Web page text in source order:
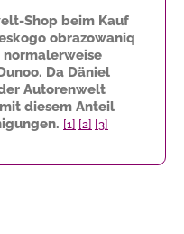
Shop beim Kauf
obrazowaniq
Da Däniel
Autorenwelt
diesem Anteil
[1] [2] [3]